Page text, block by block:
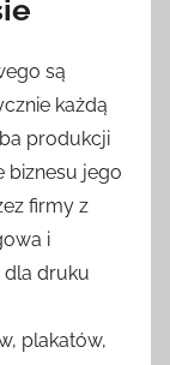
są
każdą
produkcji
biznesu jego
firmy z
i
druku
plakatów,